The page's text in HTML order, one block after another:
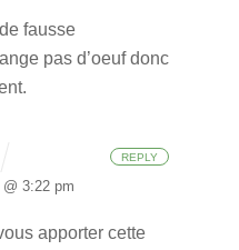
fausse
pas d’oeuf donc
3:22 pm
apporter cette
REPLY